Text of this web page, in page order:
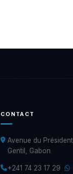
CONTACT
Avenue du
Gentil, Gabon
+241 74 23 17 29